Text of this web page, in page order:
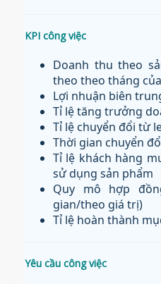
KPI công việc
Doanh thu theo
theo theo tháng
Lợi nhuận biên
Tỉ lệ tăng trưởng
Tỉ lệ chuyển đổi từ
Thời gian chuyển
Tỉ lệ khách hàng
sử dụng sản phẩm
Quy mô hợp
gian/theo giá trị)
Tỉ lệ hoàn thành
Yêu cầu công việc